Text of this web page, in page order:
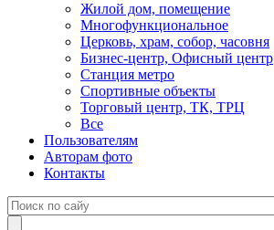
Жилой дом, помещение
Многофункциональное
Церковь, храм, собор, часовня
Бизнес-центр, Офисный центр
Станция метро
Спортивные объекты
Торговый центр, ТК, ТРЦ
Все
Пользователям
Авторам фото
Контакты